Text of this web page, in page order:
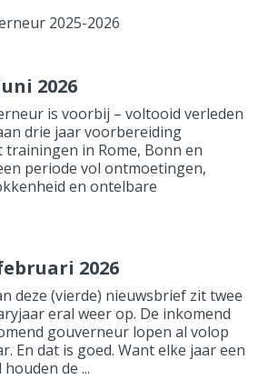
2025-2026
2026
is voorbij – voltooid verleden
drie jaar voorbereiding
in Rome, Bonn en
periode vol ontmoetingen,
en ontelbare
2026
deze (vierde) nieuwsbrief zit twee
eral weer op. De inkomend
gouverneur lopen al volop
En dat is goed. Want elke jaar een
de ...